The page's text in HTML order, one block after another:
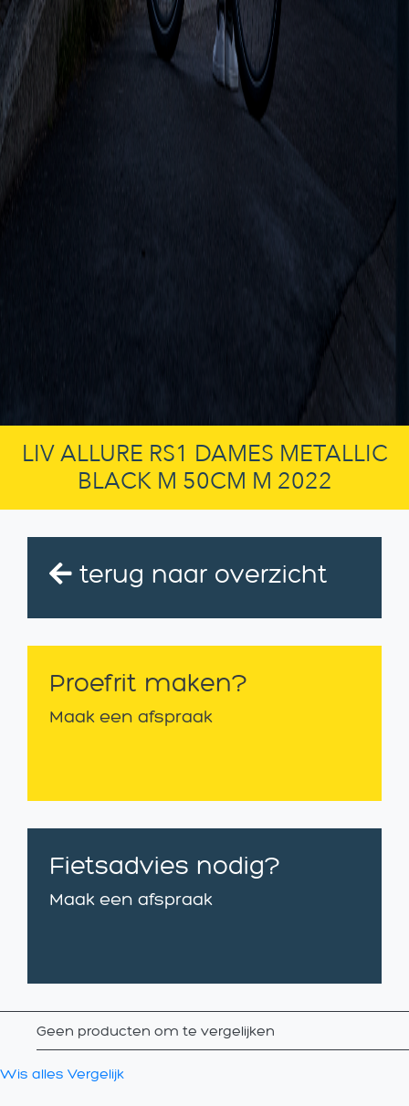
LIV ALLURE RS1 DAMES METALLIC
BLACK M 50CM M 2022
terug naar overzicht
Proefrit maken?
Maak een afspraak
Fietsadvies nodig?
Maak een afspraak
Geen producten om te vergelijken
Wis alles Vergelijk